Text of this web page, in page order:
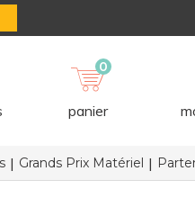
0
panier
Grands Prix Matériel